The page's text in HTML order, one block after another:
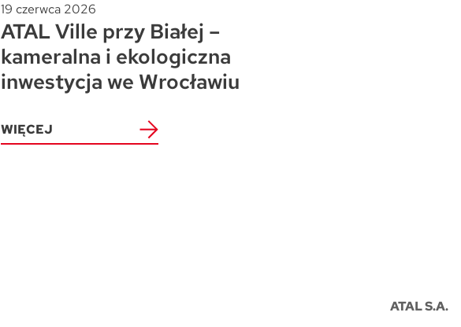
19 czerwca 2026
ATAL Ville przy Białej –
kameralna i ekologiczna
inwestycja we Wrocławiu
WIĘCEJ
ATAL S.A.